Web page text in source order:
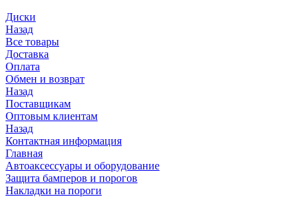
Диски
Назад
Все товары
Доставка
Оплата
Обмен и возврат
Назад
Поставщикам
Оптовым клиентам
Назад
Контактная информация
Главная
Автоаксессуары и оборудование
Защита бамперов и порогов
Накладки на пороги